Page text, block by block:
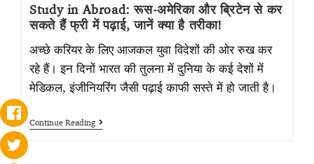
Study in Abroad: रूस-अमेरिका और ब्रिटेन से कर
सकते हैं फ्री में पढ़ाई, जानें क्या है तरीका!
अच्छे करियर के लिए आजकल युवा विदेशों की ओर रुख कर
रहे हैं। इन दिनों भारत की तुलना में दुनिया के कई देशों में
मेडिकल, इंजीनियरिंग जैसी पढ़ाई काफी सस्ते में हो जाती है।
Continue Reading